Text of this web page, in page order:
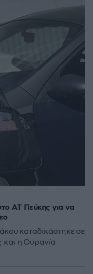
ΑΤ Πεύκης για να
καταδικάστηκε σε
και η Ουρανία